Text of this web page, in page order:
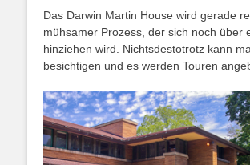
Das Darwin Martin House wird gerade
mühsamer Prozess, der sich noch über
hinziehen wird. Nichtsdestotrotz kann
besichtigen und es werden Touren